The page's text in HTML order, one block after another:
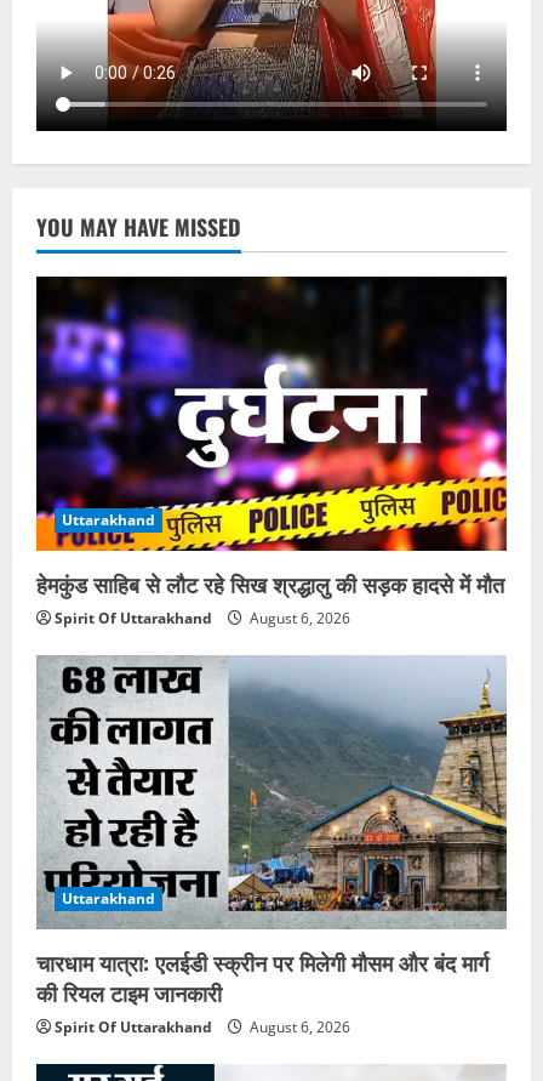
YOU MAY HAVE MISSED
Uttarakhand
हेमकुंड साहिब से लौट रहे सिख श्रद्धालु की सड़क हादसे में मौत
Spirit Of Uttarakhand August 6, 2026
Uttarakhand
चारधाम यात्रा: एलईडी स्क्रीन पर मिलेगी मौसम और बंद मार्ग
की रियल टाइम जानकारी
Spirit Of Uttarakhand August 6, 2026